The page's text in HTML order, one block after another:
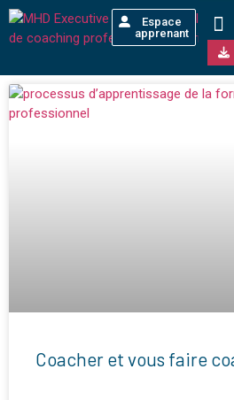
Espace
apprenant
Coacher et vous faire